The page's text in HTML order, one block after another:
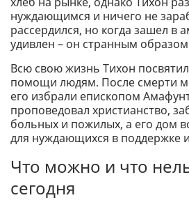
нуждающимся и ничего не
рассердился, но когда зашел в
удивлен – он странным
Всю свою жизнь Тихон
помощи людям. После смерти
его избрали епископом
проповедовал христианство,
больных и пожилых, а его дом
для нуждающихся в поддержке
Что можно и что
сегодня